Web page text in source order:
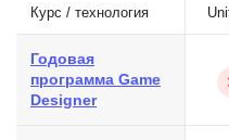
Курс / технология
Годовая
программа Game
Designer